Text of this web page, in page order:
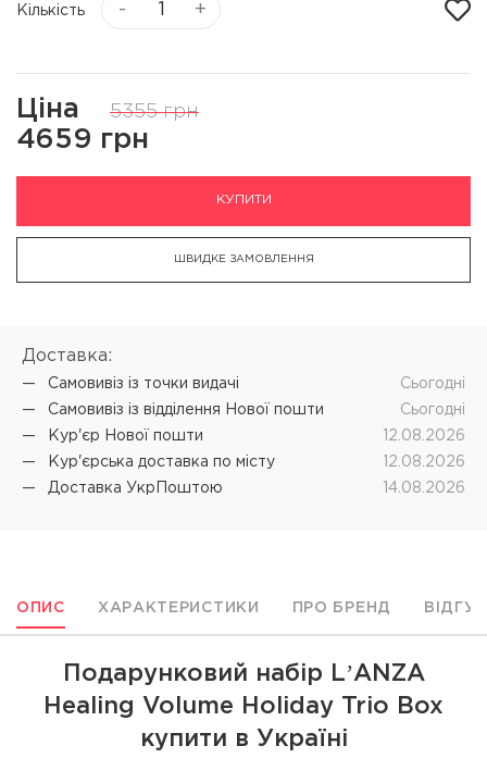
Кількість - +
Ціна 5355 грн
4659 грн
КУПИТИ
ШВИДКЕ ЗАМОВЛЕННЯ
Доставка:
Самовивіз iз точки видачі
Cьогодні
Самовивіз iз відділення Нової пошти
Cьогодні
Кур'єр Нової пошти
12.08.2026
Кур'єрська доставка по місту
12.08.2026
Доставка УкрПоштою
14.08.2026
ОПИС ХАРАКТЕРИСТИКИ ПРО БРЕНД
Подарунковий набір LʼANZA
Healing Volume Holiday Trio Box
купити в Україні